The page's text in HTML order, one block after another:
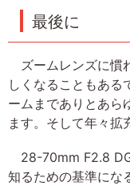
最後に
ズームレンズに慣
しくなることもある
ームまでありとあら
ます。そして年々拡
28-70mm F2.8
知るための基準にな